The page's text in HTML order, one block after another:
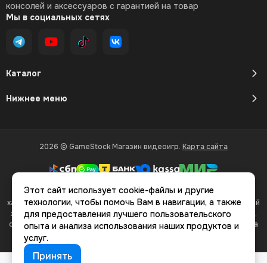
Каталог
Нижнее меню
консолей и аксессуаров с гарантией на товар
Мы в социальных сетях
2026 © GameStock Магазин видеоигр. Карта сайта
Вся представленная на сайте информация, касающаяся
характеристик, стоимости товаров и услуг, носит информационный
характер и ни при каких условиях не является публичной офертой,
определяемой положениями Статьи 437(2) Гражданского кодекса
Этот сайт использует cookie-файлы и другие
технологии, чтобы помочь Вам в навигации, а также
для предоставления лучшего пользовательского
опыта и анализа использования наших продуктов и
услуг.
Принять